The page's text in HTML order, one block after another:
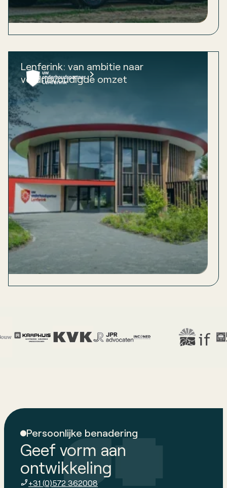
Lenferink: van ambitie naar
verdrievoudigde omzet
Persoonlijke benadering
Geef vorm aan
ontwikkeling
+31 (0)572 362008